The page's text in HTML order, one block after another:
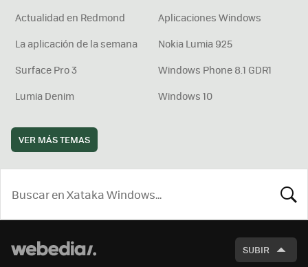
Actualidad en Redmond
Aplicaciones Windows
La aplicación de la semana
Nokia Lumia 925
Surface Pro 3
Windows Phone 8.1 GDR1
Lumia Denim
Windows 10
VER MÁS TEMAS
SUBIR